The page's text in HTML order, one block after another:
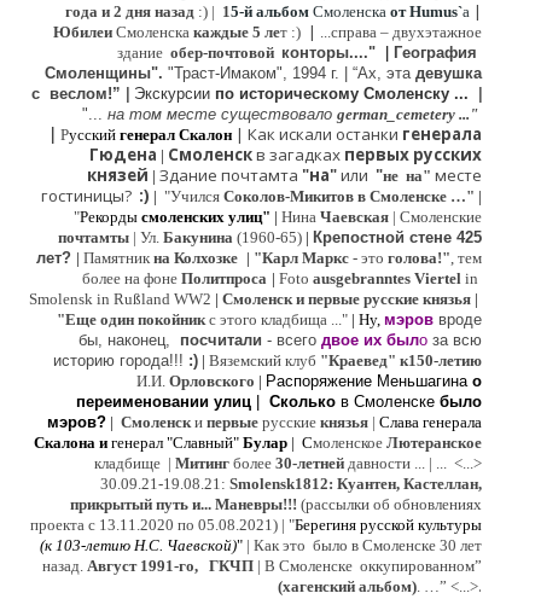
года и 2 дня назад :) | 15-й альбом Смоленска от Humus`a |
Юбилеи Смоленска каждые 5 лет :) | ...справа – двухэтажное
здание обер-почтовой конторы...."
Гeография
Cмоленщины". "Траст-Имаком", 1994 г. “Ах, эта девушка
с веслом!”
Экскурсии по историческому Смоленску ...
"... на том месте существовало german_cemetery ..."
| Русский генерал Скалон | Как искали останки генерала
Гюдена | Смоленскв загадках первых русских
князей | Здание почтамта "на"или "не на" месте
гостиницы? :) | "Учился Соколов-Микитов в Смоленске …" |
"Рекорды смоленских улиц" | Нина Чаевская | Смоленские
почтамты | Ул. Бакунина (1960-65) | Крепостной стене 425
лет? | Памятник на Колхозке | "Карл Маркс - это голова!", тем
более на фоне Политпроса | Foto ausgebranntes Viertel in
Smolensk in Rußland WW2 | Смоленск и первые русские князья |
"Еще один покойникс этого кладбища ..." | Ну, мэров вроде
бы, наконец, посчитали - всего двое их было за всю
историю города!!! :) | Вяземский клуб "Краевед" к150-летию
И.И. Орловского | Распоряжение Меньшагина о
переименовании улиц
Сколько в Смоленске было
мэров? | Смоленски первые русские князья | Слава генерала
Скалона и генерал "Славный" Булар | Смоленское Лютерaнское
кладбище | Митинг более 30-летней давности ... | ... <...>
30.09.21-19.08.21: Smolensk1812: Куантен, Кастеллан,
прикрытый путь и... Маневры!!! (рассылки об обновлениях
проекта с 13.11.2020 по 05.08.2021) | "Берегиня русской культуры
(к 103-летию Н.С. Чаевской)" | Как это было в Смоленске 30 лет
назад. Август 1991-го, ГКЧП | В Смоленске оккупированном”
(хагенский альбом). …” <...>.